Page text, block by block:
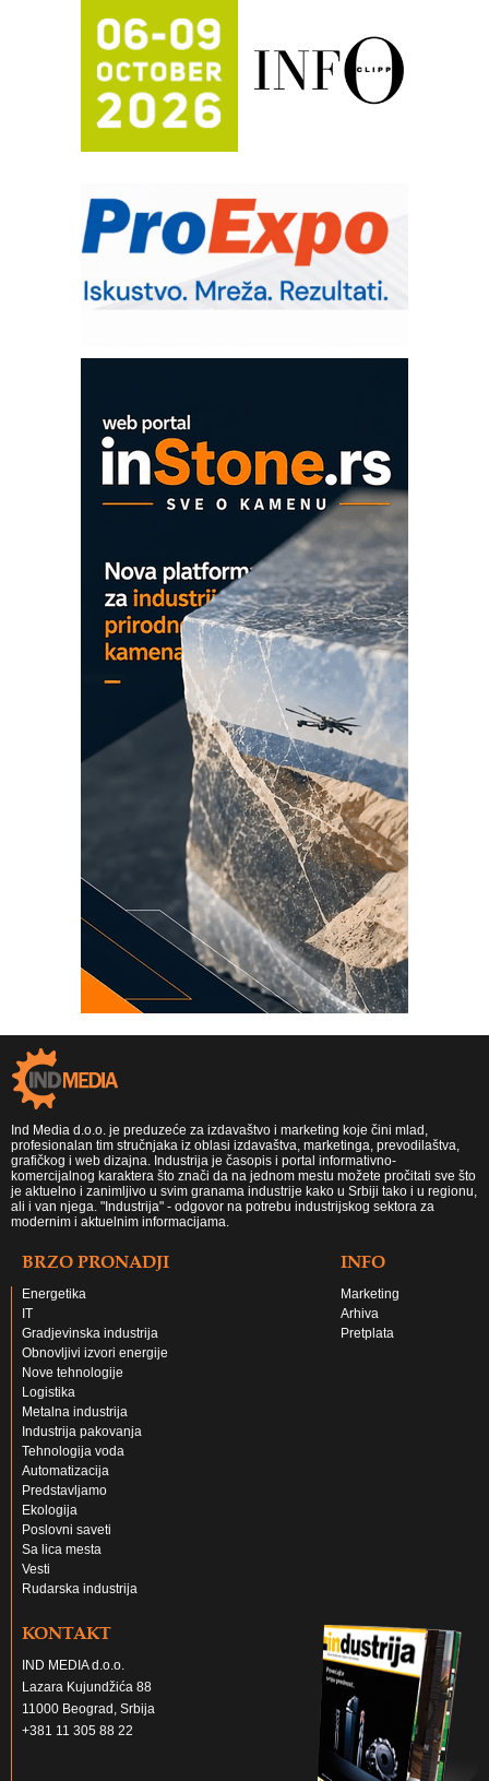
Efikasno upravljanje energijom
Automatizacija pakovanja · Display
(Shelf-Ready) omotnice
Potpuna efikasnost bez složenih
sistema
Trajna oznaka kao dugoročna korist
IB BLUMENAUER - više od 40 godina
poverenja u industriji
RMQ-TITAN ADVANCED INDICATOR
– Pametna signalizacija za efikasnije
upravljanje mašinama
era CNC merenja
Proizvodnja iC7 Hybrid 1500 VDC
mrežnog pretvarača sa tečnim
hlađenjem
COMBYPACK
EVOKS Maintenance Management
Ind Media d.o.o. je preduzeće za izdavaštvo i marketing koje čini mlad,
profesionalan tim stručnjaka iz oblasi izdavaštva, marketinga, prevodilaštva,
grafičkog i web dizajna. Industrija je časopis i portal informativno-
komercijalnog karaktera što znači da na jednom mestu možete pročitati sve što
je aktuelno i zanimljivo u svim granama industrije kako u Srbiji tako i u regionu,
ali i van njega. "Industrija" - odgovor na potrebu industrijskog sektora za
modernim i aktuelnim informacijama.
BRZO PRONADJI
Energetika
IT
Gradjevinska industrija
Obnovljivi izvori energije
Nove tehnologije
Logistika
Metalna industrija
Industrija pakovanja
Tehnologija voda
Automatizacija
Predstavljamo
Ekologija
Poslovni saveti
Sa lica mesta
Vesti
Rudarska industrija
INFO
Marketing
Arhiva
Pretplata
KONTAKT
IND MEDIA d.o.o.
Lazara Kujundžića 88
11000 Beograd, Srbija
+381 11 305 88 22